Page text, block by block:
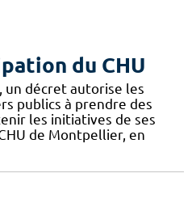
du CHU
un décret autorise les
publics à prendre des
les initiatives de ses
de Montpellier, en